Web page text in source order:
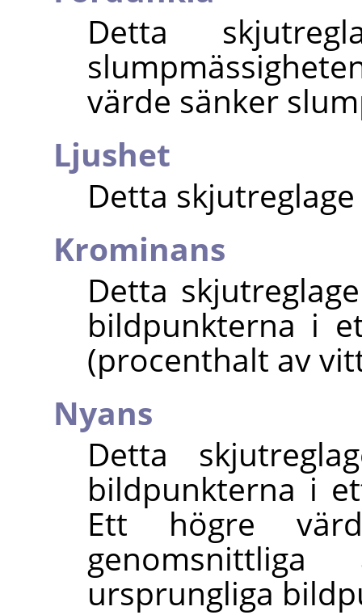
Detta
värde sänker
Ljushet
Detta
Krominans
Detta
bildpunkterna i
(procenthalt av
Nyans
Detta
bildpunkterna i
Ett högre
ursprungliga